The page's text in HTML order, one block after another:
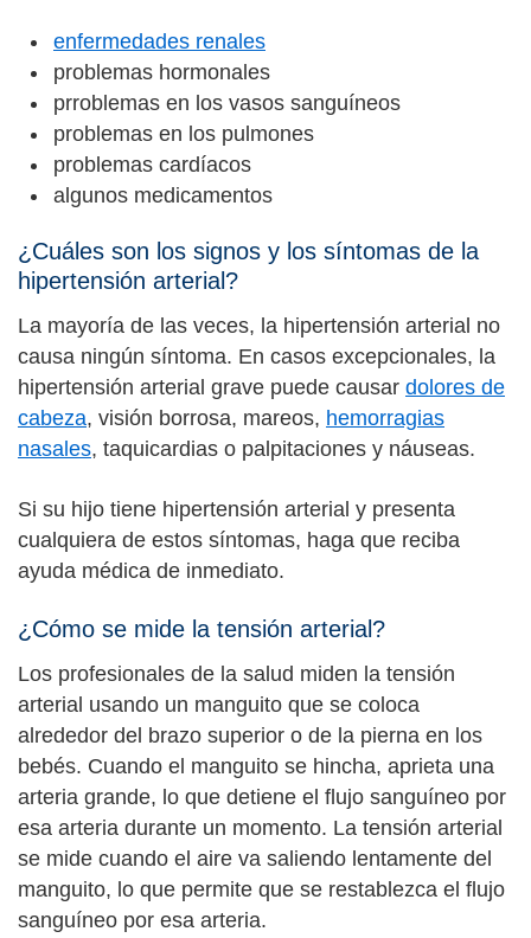
enfermedades renales
problemas hormonales
prroblemas en los vasos sanguíneos
problemas en los pulmones
problemas cardíacos
algunos medicamentos
¿Cuáles son los signos y los síntomas de la
hipertensión arterial?
La mayoría de las veces, la hipertensión arterial no
causa ningún síntoma. En casos excepcionales, la
hipertensión arterial grave puede causar dolores de
cabeza, visión borrosa, mareos, hemorragias
nasales, taquicardias o palpitaciones y náuseas.
Si su hijo tiene hipertensión arterial y presenta
cualquiera de estos síntomas, haga que reciba
ayuda médica de inmediato.
¿Cómo se mide la tensión arterial?
Los profesionales de la salud miden la tensión
arterial usando un manguito que se coloca
alrededor del brazo superior o de la pierna en los
bebés. Cuando el manguito se hincha, aprieta una
arteria grande, lo que detiene el flujo sanguíneo por
esa arteria durante un momento. La tensión arterial
se mide cuando el aire va saliendo lentamente del
manguito, lo que permite que se restablezca el flujo
sanguíneo por esa arteria.